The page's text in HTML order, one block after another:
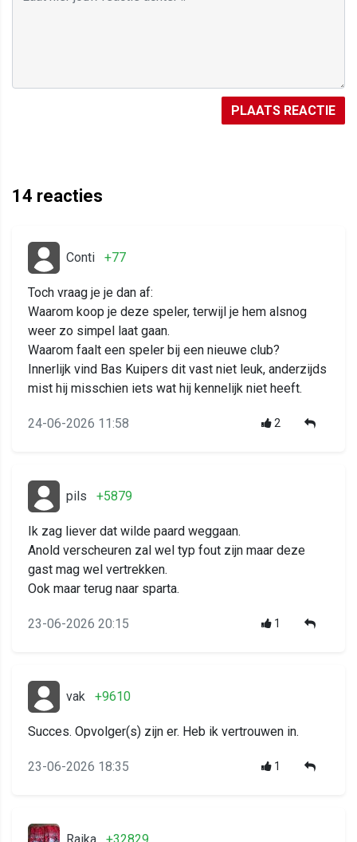
PLAATS REACTIE
14 reacties
Conti +77
Toch vraag je je dan af:
Waarom koop je deze speler, terwijl je hem alsnog
weer zo simpel laat gaan.
Waarom faalt een speler bij een nieuwe club?
Innerlijk vind Bas Kuipers dit vast niet leuk, anderzijds
mist hij misschien iets wat hij kennelijk niet heeft.
24-06-2026 11:58 2
pils +5879
Ik zag liever dat wilde paard weggaan.
Anold verscheuren zal wel typ fout zijn maar deze
gast mag wel vertrekken.
Ook maar terug naar sparta.
23-06-2026 20:15 1
vak +9610
Succes. Opvolger(s) zijn er. Heb ik vertrouwen in.
23-06-2026 18:35 1